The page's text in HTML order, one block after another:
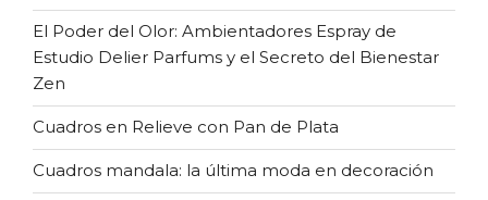
El Poder del Olor: Ambientadores Espray de
Estudio Delier Parfums y el Secreto del Bienestar
Zen
Cuadros en Relieve con Pan de Plata
Cuadros mandala: la última moda en decoración